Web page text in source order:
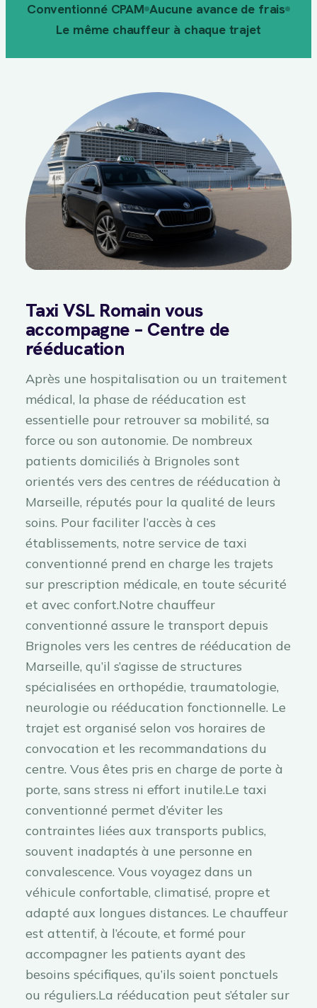
Conventionné CPAM Aucune avance de frais
Le même chauffeur à chaque trajet
Taxi VSL Romain vous
accompagne – Centre de
rééducation
Après une hospitalisation ou un traitement
médical, la phase de rééducation est
essentielle pour retrouver sa mobilité, sa
force ou son autonomie. De nombreux
patients domiciliés à Brignoles sont
orientés vers des centres de rééducation à
Marseille, réputés pour la qualité de leurs
soins. Pour faciliter l’accès à ces
établissements, notre service de taxi
conventionné prend en charge les trajets
sur prescription médicale, en toute sécurité
et avec confort.Notre chauffeur
conventionné assure le transport depuis
Brignoles vers les centres de rééducation de
Marseille, qu’il s’agisse de structures
spécialisées en orthopédie, traumatologie,
neurologie ou rééducation fonctionnelle. Le
trajet est organisé selon vos horaires de
convocation et les recommandations du
centre. Vous êtes pris en charge de porte à
porte, sans stress ni effort inutile.Le taxi
conventionné permet d’éviter les
contraintes liées aux transports publics,
souvent inadaptés à une personne en
convalescence. Vous voyagez dans un
véhicule confortable, climatisé, propre et
adapté aux longues distances. Le chauffeur
est attentif, à l’écoute, et formé pour
accompagner les patients ayant des
besoins spécifiques, qu’ils soient ponctuels
ou réguliers.La rééducation peut s’étaler sur